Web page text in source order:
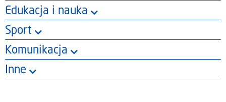
Edukacja i nauka
Sport
Komunikacja
Inne